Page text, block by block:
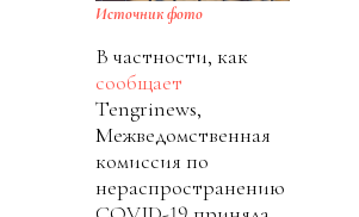
Источник фото
В частности, как
сообщает
Tengrinews,
Межведомственная
комиссия по
нераспространению